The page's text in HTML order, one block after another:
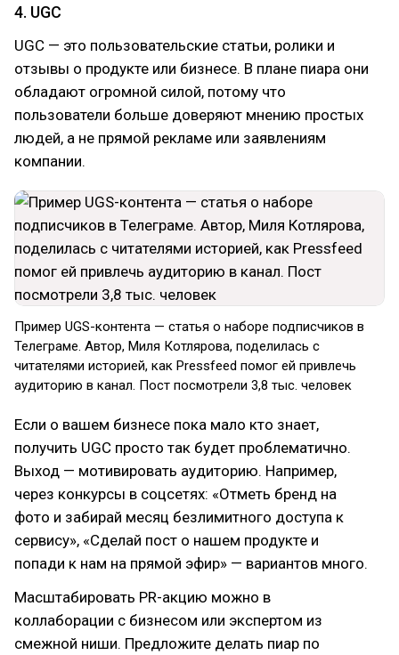
4. UGC
UGС — это пользовательские статьи, ролики и
отзывы о продукте или бизнесе. В плане пиара они
обладают огромной силой, потому что
пользователи больше доверяют мнению простых
людей, а не прямой рекламе или заявлениям
компании.
Пример UGS-контента — статья о наборе подписчиков в
Телеграме. Автор, Миля Котлярова, поделилась с
читателями историей, как Pressfeed помог ей привлечь
аудиторию в канал. Пост посмотрели 3,8 тыс. человек
Если о вашем бизнесе пока мало кто знает,
получить UGС просто так будет проблематично.
Выход — мотивировать аудиторию. Например,
через конкурсы в соцсетях: «Отметь бренд на
фото и забирай месяц безлимитного доступа к
сервису», «Сделай пост о нашем продукте и
попади к нам на прямой эфир» — вариантов много.
Масштабировать PR-акцию можно в
коллаборации с бизнесом или экспертом из
смежной ниши. Предложите делать пиар по